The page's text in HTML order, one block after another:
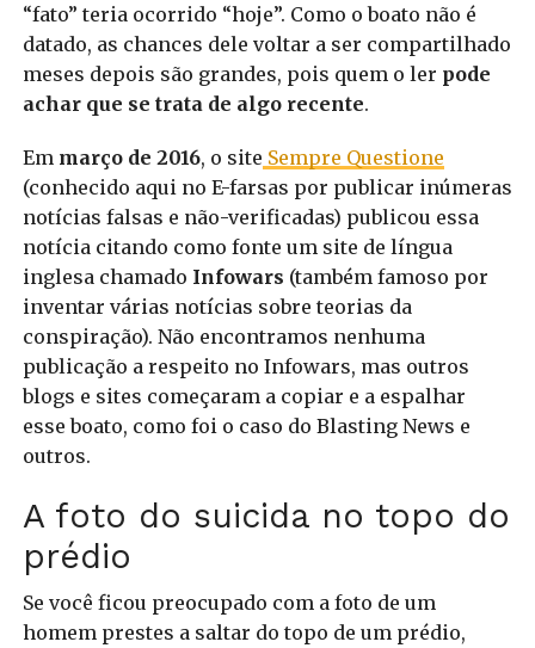
“fato” teria ocorrido “hoje”. Como o boato não é
datado, as chances dele voltar a ser compartilhado
meses depois são grandes, pois quem o ler pode
achar que se trata de algo recente.
Em março de 2016, o site Sempre Questione
(conhecido aqui no E-farsas por publicar inúmeras
notícias falsas e não-verificadas) publicou essa
notícia citando como fonte um site de língua
inglesa chamado Infowars (também famoso por
inventar várias notícias sobre teorias da
conspiração). Não encontramos nenhuma
publicação a respeito no Infowars, mas outros
blogs e sites começaram a copiar e a espalhar
esse boato, como foi o caso do Blasting News e
outros.
A foto do suicida no topo do
prédio
Se você ficou preocupado com a foto de um
homem prestes a saltar do topo de um prédio,